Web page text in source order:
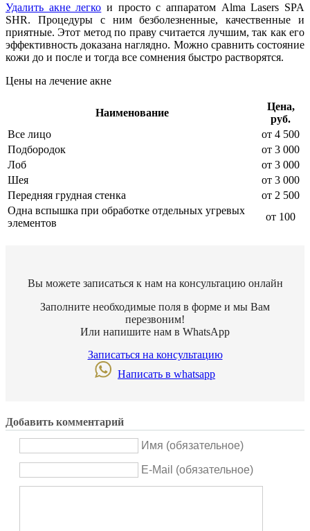
Удалить акне легко и просто с аппаратом Alma Lasers SPA
SHR. Процедуры с ним безболезненные, качественные и
приятные. Этот метод по праву считается лучшим, так как его
эффективность доказана наглядно. Можно сравнить состояние
кожи до и после и тогда все сомнения быстро растворятся.
Цены на лечение акне
Наименование
Цена,
руб.
Все лицо
от 4 500
Подбородок
от 3 000
Лоб
от 3 000
Шея
от 3 000
Передняя грудная стенка
от 2 500
Одна вспышка при обработке отдельных угревых
элементов
от 100
Вы можете записаться к нам на консультацию онлайн
Заполните необходимые поля в форме и мы Вам
перезвоним!
Или напишите нам в WhatsApр
Записаться на консультацию
Написать в whatsapp
Добавить комментарий
Имя (обязательное)
E-Mail (обязательное)